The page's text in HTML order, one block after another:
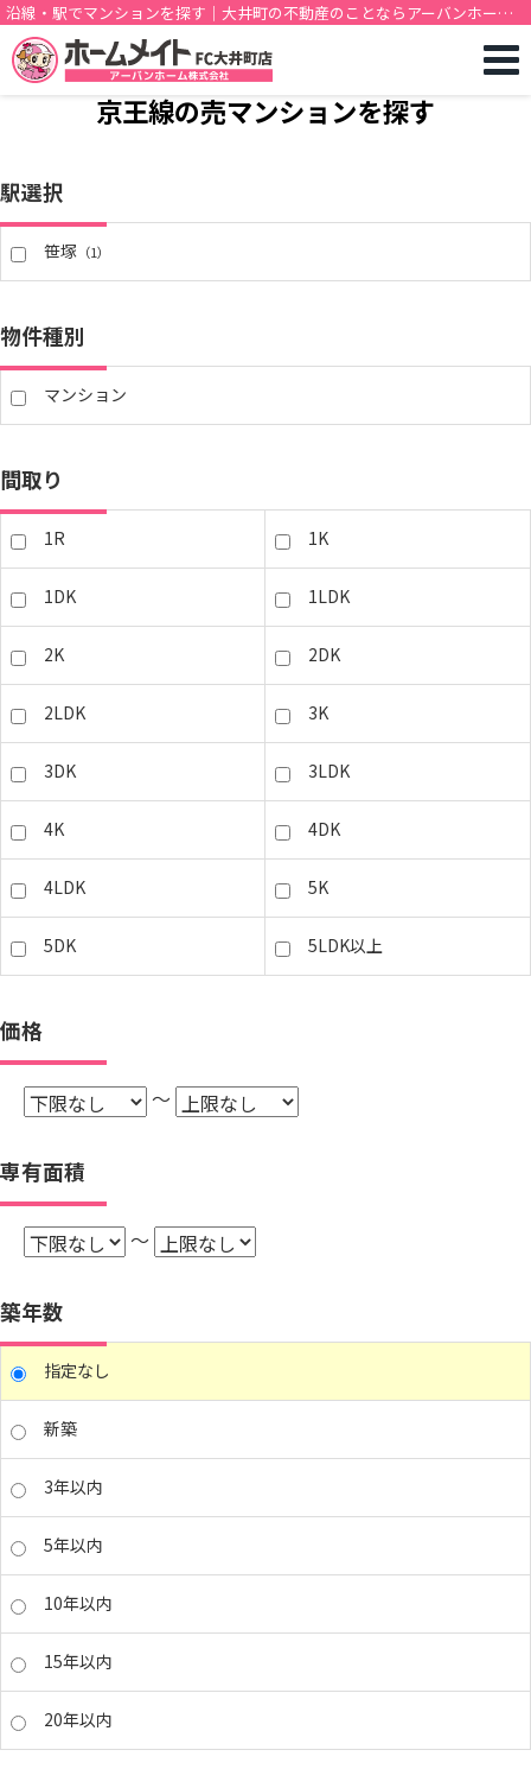
沿線・駅でマンションを探す｜大井町の不動産のことならアーバンホーム
株式会社
京王線の売マンションを探す
駅選択
笹塚 （1）
物件種別
マンション
間取り
1R 1K
1DK 1LDK
2K 2DK
2LDK 3K
3DK 3LDK
4K 4DK
4LDK 5K
5DK 5LDK以上
価格
～
専有面積
～
築年数
指定なし
新築
3年以内
5年以内
10年以内
15年以内
20年以内